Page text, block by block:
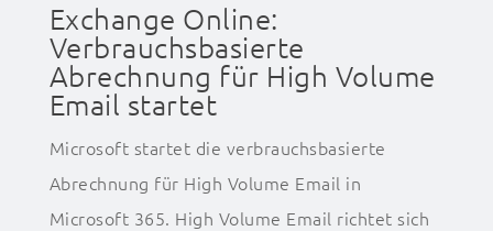
Exchange Online:
Verbrauchsbasierte
Abrechnung für High Volume
Email startet
Microsoft startet die verbrauchsbasierte
Abrechnung für High Volume Email in
Microsoft 365. High Volume Email richtet sich